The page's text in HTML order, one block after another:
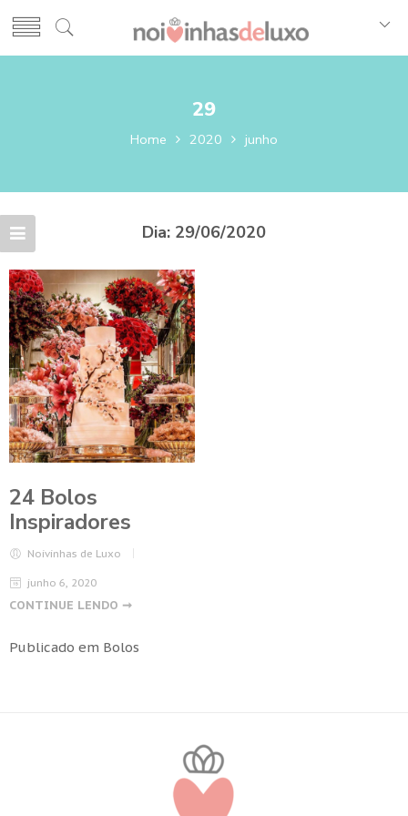
29
Home 2020 junho
Dia: 29/06/2020
24 Bolos
Inspiradores
Noivinhas de Luxo
junho 6, 2020
CONTINUE LENDO ➞
Publicado em Bolos